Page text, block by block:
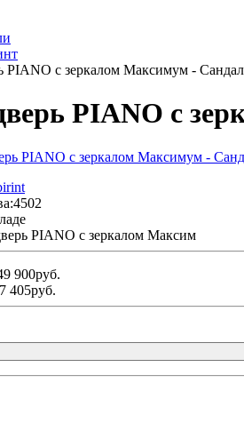
PIANO с зеркалом Максимум -
PIANO с
4502
PIANO с зеркалом Максим
900руб.
405руб.